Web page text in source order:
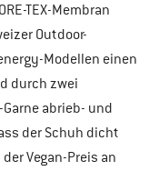
TEX-Membran
Outdoor-
Modellen einen
durch zwei
abrieb- und
der Schuh dicht
Vegan-Preis an